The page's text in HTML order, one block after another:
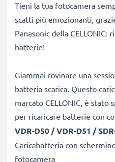
Tieni la tua fotocamera
scatti più emozionanti,
Panasonic della CELLONIC:
batterie!
Giammai rovinare una
batteria scarica. Questo
marcato CELLONIC, è
per ricaricare batterie con
VDR-D50 / VDR-D51 /
Caricabatteria con
fotocamera